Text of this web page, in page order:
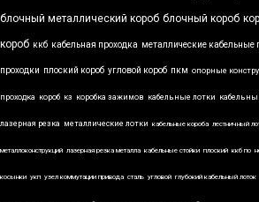
блочный металлический короб блочный короб
короб ккб кабельная проходка металлические кабельные
проходки плоский короб угловой короб пкм опорные
проходка короб кз коробка зажимов кабельные лотки
лазерная резка металлические лотки кабельные короба лестничный
металлоконструкций лазерная резка металла кабельные стойки плоский ккб по
косынки укп узел коммутации привода сталь угловой глубокий кабельный лоток